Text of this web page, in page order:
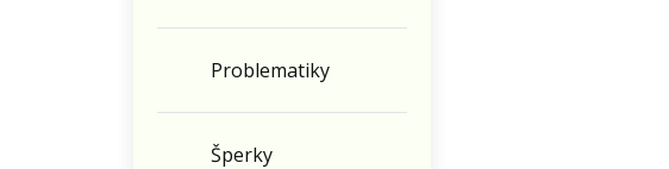
Problematiky
Šperky